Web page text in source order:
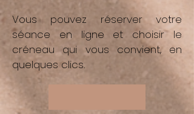
Vous pouvez réserver votre
séance en ligne et choisir le
créneau qui vous convient, en
quelques clics.